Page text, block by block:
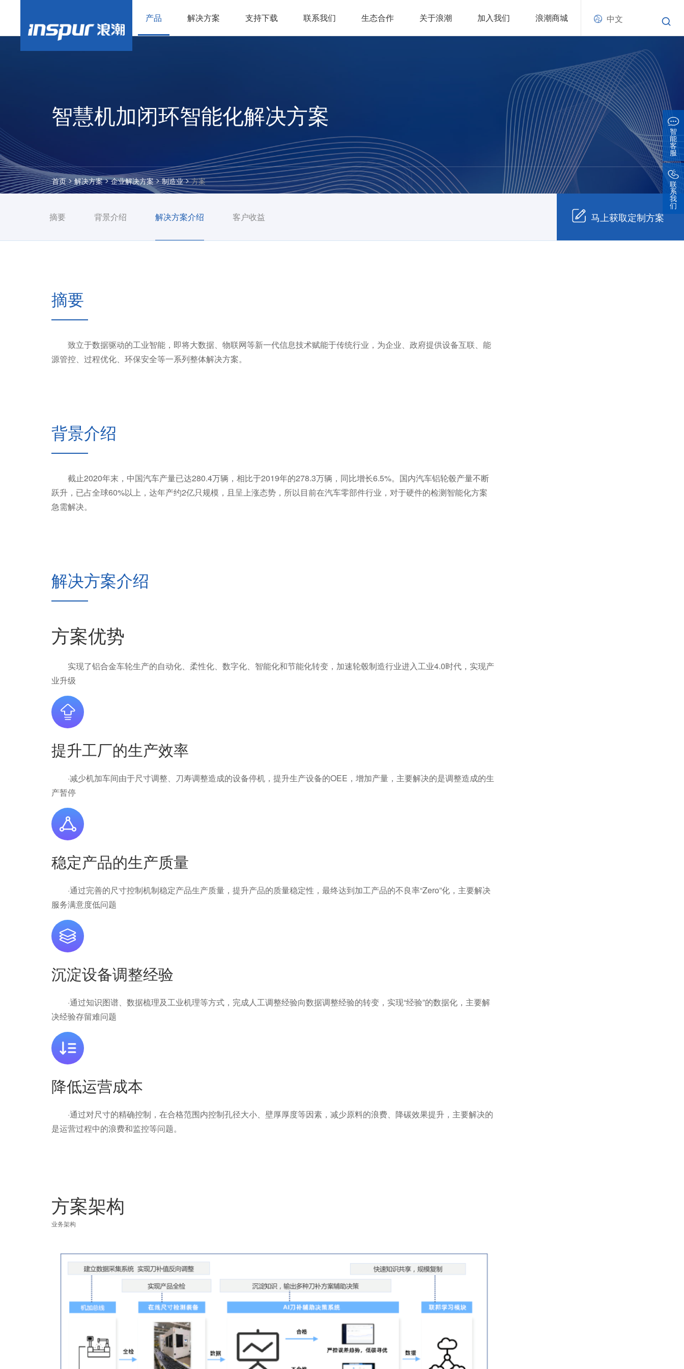
产品 解决方案 支持下载 联系我们 生态合作 关于浪潮 加入我们 浪潮商城 中文
智慧机加闭环智能化解决方案
首页>解决方案>企业解决方案>制造业>方案
摘要 背景介绍 解决方案介绍 客户收益 马上获取定制方案
摘要
致立于数据驱动的工业智能，即将大数据、物联网等新一代信息技术赋能于传统行业，为企业、政府提供设备互联、能
源管控、过程优化、环保安全等一系列整体解决方案。
背景介绍
截止2020年末，中国汽车产量已达280.4万辆，相比于2019年的278.3万辆，同比增长6.5%。国内汽车铝轮毂产量不断
跃升，已占全球60%以上，达年产约2亿只规模，且呈上涨态势，所以目前在汽车零部件行业，对于硬件的检测智能化方案
急需解决。
解决方案介绍
方案优势
实现了铝合金车轮生产的自动化、柔性化、数字化、智能化和节能化转变，加速轮毂制造行业进入工业4.0时代，实现产
业升级
提升工厂的生产效率
·减少机加车间由于尺寸调整、刀寿调整造成的设备停机，提升生产设备的OEE，增加产量，主要解决的是调整造成的生
产暂停
稳定产品的生产质量
·通过完善的尺寸控制机制稳定产品生产质量，提升产品的质量稳定性，最终达到加工产品的不良率“Zero”化，主要解决
服务满意度低问题
沉淀设备调整经验
·通过知识图谱、数据梳理及工业机理等方式，完成人工调整经验向数据调整经验的转变，实现“经验”的数据化，主要解
决经验存留难问题
降低运营成本
·通过对尺寸的精确控制，在合格范围内控制孔径大小、壁厚厚度等因素，减少原料的浪费、降碳效果提升，主要解决的
是运营过程中的浪费和监控等问题。
方案架构
业务架构
智
能
客
服
联
系
我
们